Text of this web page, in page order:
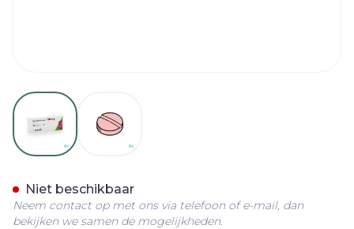
View larger image
Niet beschikbaar
Neem contact op met ons via telefoon of e-mail, dan
bekijken we samen de mogelijkheden.